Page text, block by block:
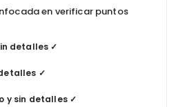
en verificar puntos
detalles ✓
✓
y sin detalles ✓